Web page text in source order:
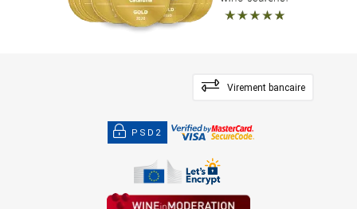
Virement bancaire
PSD2